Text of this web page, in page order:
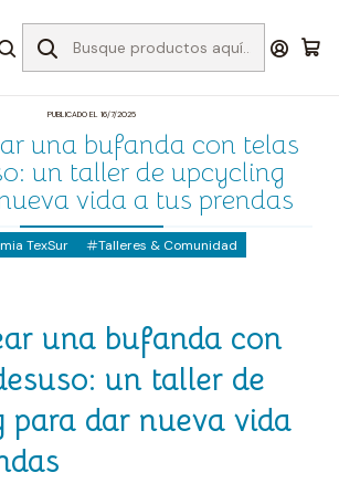
Inicio
Academia TexSur
con telas en desuso: un taller de
dar nueva vida a tus prendas
PUBLICADO EL 16/7/2025
una bufanda con telas
un taller de upcycling
vida a tus prendas
TexSur Talleres & Comunidad
una bufanda con
un taller de
para dar nueva vida